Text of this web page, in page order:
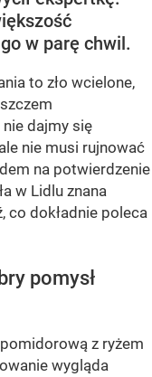
w parę chwil.
to zło wcielone,
dajmy się
nie musi rujnować
na potwierdzenie
w Lidlu znana
co dokładnie poleca
pomysł
z ryżem
wygląda